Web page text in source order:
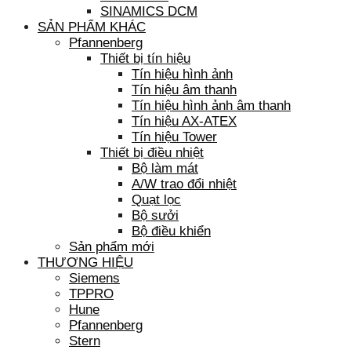
SINAMICS DCM
SẢN PHẨM KHÁC
Pfannenberg
Thiết bị tín hiệu
Tín hiệu hình ảnh
Tín hiệu âm thanh
Tín hiệu hình ảnh âm thanh
Tín hiệu AX-ATEX
Tín hiệu Tower
Thiết bị điều nhiệt
Bộ làm mát
A/W trao đổi nhiệt
Quạt lọc
Bộ sưởi
Bộ điều khiển
Sản phẩm mới
THƯƠNG HIỆU
Siemens
TPPRO
Hune
Pfannenberg
Stern